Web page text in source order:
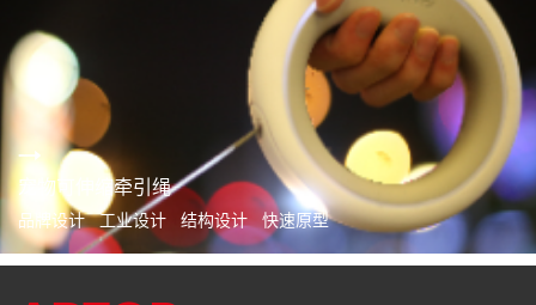
宠物可伸缩牵引绳
品牌设计 工业设计 结构设计 快速原型